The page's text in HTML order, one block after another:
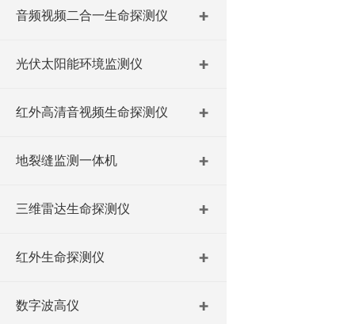
音频视频二合一生命探测仪
光伏太阳能环境监测仪
红外高清音视频生命探测仪
地裂缝监测一体机
三维雷达生命探测仪
红外生命探测仪
数字波高仪